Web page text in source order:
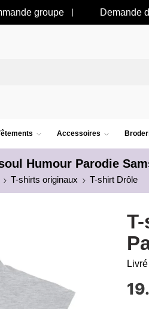
groupe Demande
Accessoires
Humour Parodie
T-shirts originaux T-shirt Drôle